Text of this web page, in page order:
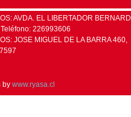
AVDA. EL LIBERTADOR
226993606
JOSE MIGUEL DE LA BARRA 460,
by www.ryasa.cl